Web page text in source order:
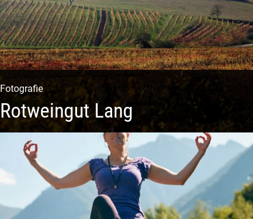
Fotografie
Rotweingut Lang
Rotweine aus Österreich | Genussvolle Weinprobe |
Herbstliche Weinberge | Uriger Weinkeller